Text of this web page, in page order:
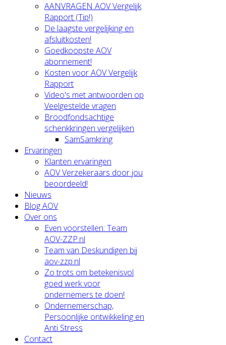
AANVRAGEN AOV Vergelijk
Rapport (Tip!)
De laagste vergelijking en
afsluitkosten!
Goedkoopste AOV
abonnement!
Kosten voor AOV Vergelijk
Rapport
Video's met antwoorden op
Veelgestelde vragen
Broodfondsachtige
schenkkringen vergelijken
SamSamkring
Ervaringen
Klanten ervaringen
AOV Verzekeraars door jou
beoordeeld!
Nieuws
Blog AOV
Over ons
Even voorstellen: Team
AOV-ZZP.nl
Team van Deskundigen bij
aov-zzp.nl
Zo trots om betekenisvol
goed werk voor
ondernemers te doen!
Ondernemerschap,
Persoonlijke ontwikkeling en
Anti Stress
Contact